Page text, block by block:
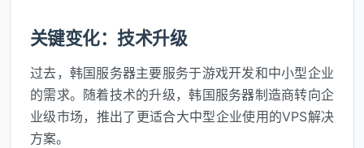
关键变化：技术升级
过去，韩国服务器主要服务于游戏开发和中小型企业
的需求。随着技术的升级，韩国服务器制造商转向企
业级市场，推出了更适合大中型企业使用的VPS解决
方案。